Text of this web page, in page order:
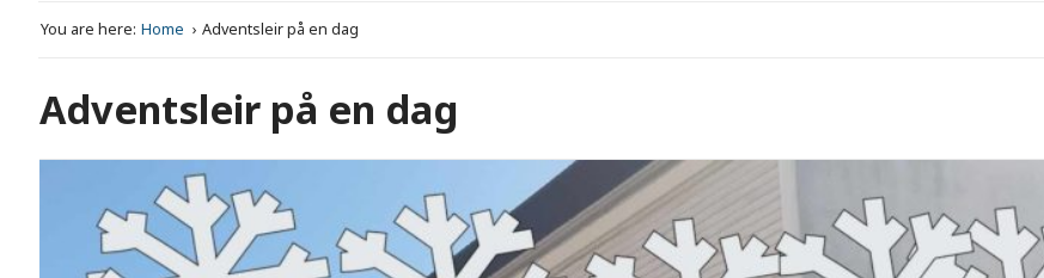
You are here: Home Adventsleir på en dag
Adventsleir på en dag